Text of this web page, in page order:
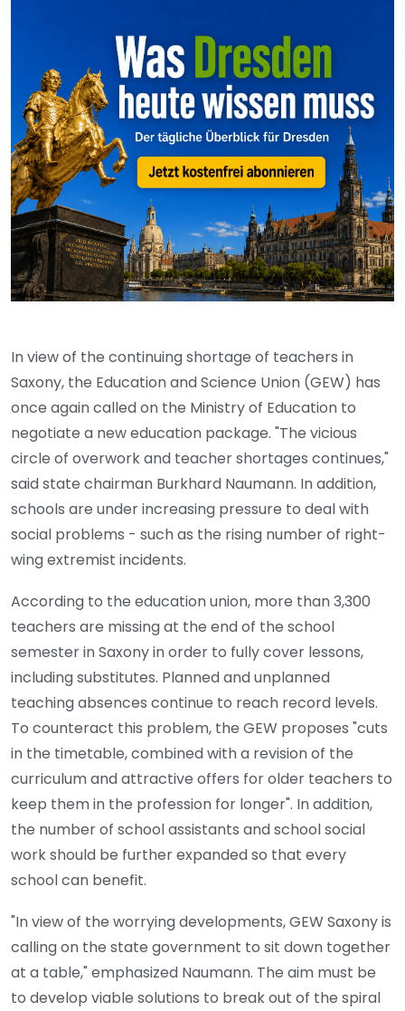
In view of the continuing shortage of teachers in
Saxony, the Education and Science Union (GEW) has
once again called on the Ministry of Education to
negotiate a new education package. "The vicious
circle of overwork and teacher shortages continues,"
said state chairman Burkhard Naumann. In addition,
schools are under increasing pressure to deal with
social problems - such as the rising number of right-
wing extremist incidents.
According to the education union, more than 3,300
teachers are missing at the end of the school
semester in Saxony in order to fully cover lessons,
including substitutes. Planned and unplanned
teaching absences continue to reach record levels.
To counteract this problem, the GEW proposes "cuts
in the timetable, combined with a revision of the
curriculum and attractive offers for older teachers to
keep them in the profession for longer". In addition,
the number of school assistants and school social
work should be further expanded so that every
school can benefit.
"In view of the worrying developments, GEW Saxony is
calling on the state government to sit down together
at a table," emphasized Naumann. The aim must be
to develop viable solutions to break out of the spiral